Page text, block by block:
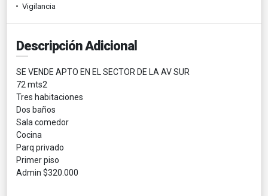
Vigilancia
Descripción Adicional
SE VENDE APTO EN EL SECTOR DE LA AV SUR
72 mts2
Tres habitaciones
Dos baños
Sala comedor
Cocina
Parq privado
Primer piso
Admin $320.000